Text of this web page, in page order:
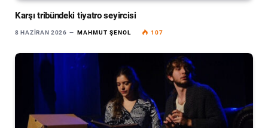
Karşı tribündeki tiyatro seyircisi
8 HAZIRAN 2026 MAHMUT ŞENOL 107